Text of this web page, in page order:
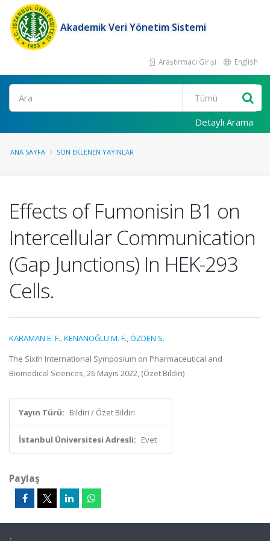
Akademik Veri Yönetim Sistemi
Araştırmacı Girişi English
Ara
Detaylı Arama
ANA SAYFA SON EKLENEN YAYINLAR
Effects of Fumonisin B1 on
Intercellular Communication
(Gap Junctions) In HEK-293
Cells.
KARAMAN E. F.,KENANOĞLU M. F.,ÖZDEN S.
The Sixth International Symposium on Pharmaceutical and
Biomedical Sciences, 26 Mayıs 2022, (Özet Bildiri)
Yayın Türü: Bildiri / Özet Bildiri
İstanbul Üniversitesi Adresli: Evet
Paylaş